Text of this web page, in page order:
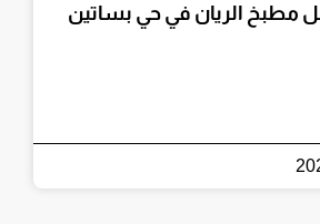
مطبخ الريان في حي بساتين